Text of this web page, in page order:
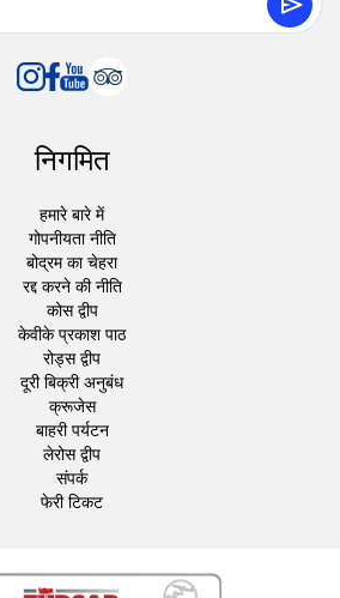
निगमित
हमारे बारे में
गोपनीयता नीति
बोद्रम का चेहरा
रद्द करने की नीति
कोस द्वीप
केवीके प्रकाश पाठ
रोड्स द्वीप
दूरी बिक्री अनुबंध
क्रूजेस
बाहरी पर्यटन
लेरोस द्वीप
संपर्क
फेरी टिकट